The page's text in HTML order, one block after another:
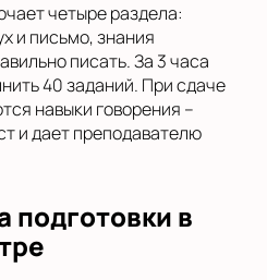
четыре раздела:
и письмо, знания
писать. За 3 часа
40 заданий. При сдаче
навыки говорения –
и дает преподавателю
в